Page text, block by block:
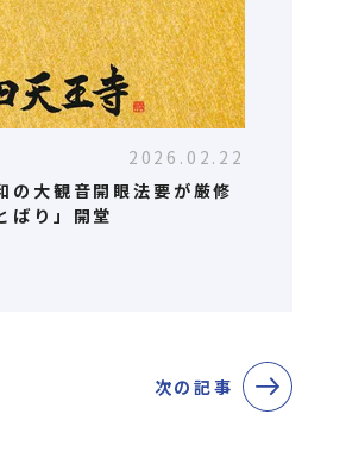
2026.02.22
の大観音開眼法要が厳修
り」開堂
次の記事